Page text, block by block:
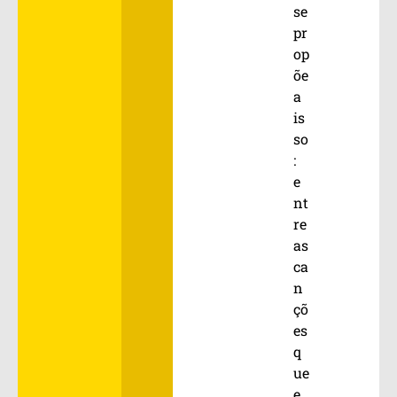
se
pr
op
õe
a
is
so
:
e
nt
re
as
ca
n
çõ
es
q
ue